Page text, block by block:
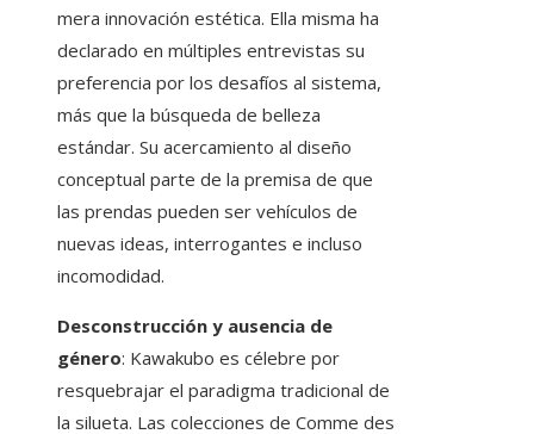
mera innovación estética. Ella misma ha
declarado en múltiples entrevistas su
preferencia por los desafíos al sistema,
más que la búsqueda de belleza
estándar. Su acercamiento al diseño
conceptual parte de la premisa de que
las prendas pueden ser vehículos de
nuevas ideas, interrogantes e incluso
incomodidad.
Desconstrucción y ausencia de
género: Kawakubo es célebre por
resquebrajar el paradigma tradicional de
la silueta. Las colecciones de Comme des